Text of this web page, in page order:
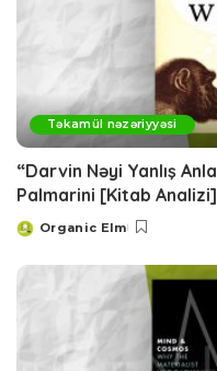
Təkamül nəzəriyyəsi
“Darvin Nəyi Yanlış
Palmarini [Kitab Analizi]
Posted
Organic Elm